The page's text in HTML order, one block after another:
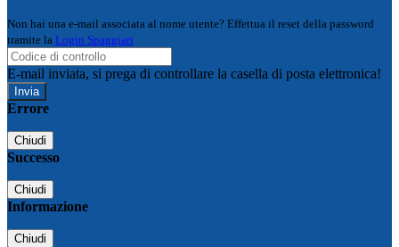
Non hai una e-mail associata al nome utente? Effettua il reset della password
tramite la Login Spaggiari
E-mail inviata, si prega di controllare la casella di posta elettronica!
Errore
Chiudi
Successo
Chiudi
Informazione
Chiudi